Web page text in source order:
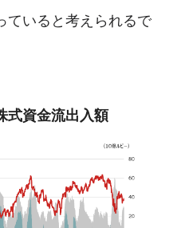
ていると考えられるで
式資金流出入額